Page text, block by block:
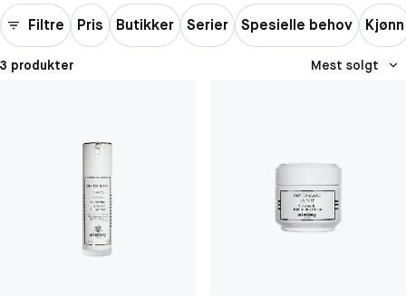
Filtre Pris Butikker Serier Spesielle behov Kjønn
3 produkter Mest solgt